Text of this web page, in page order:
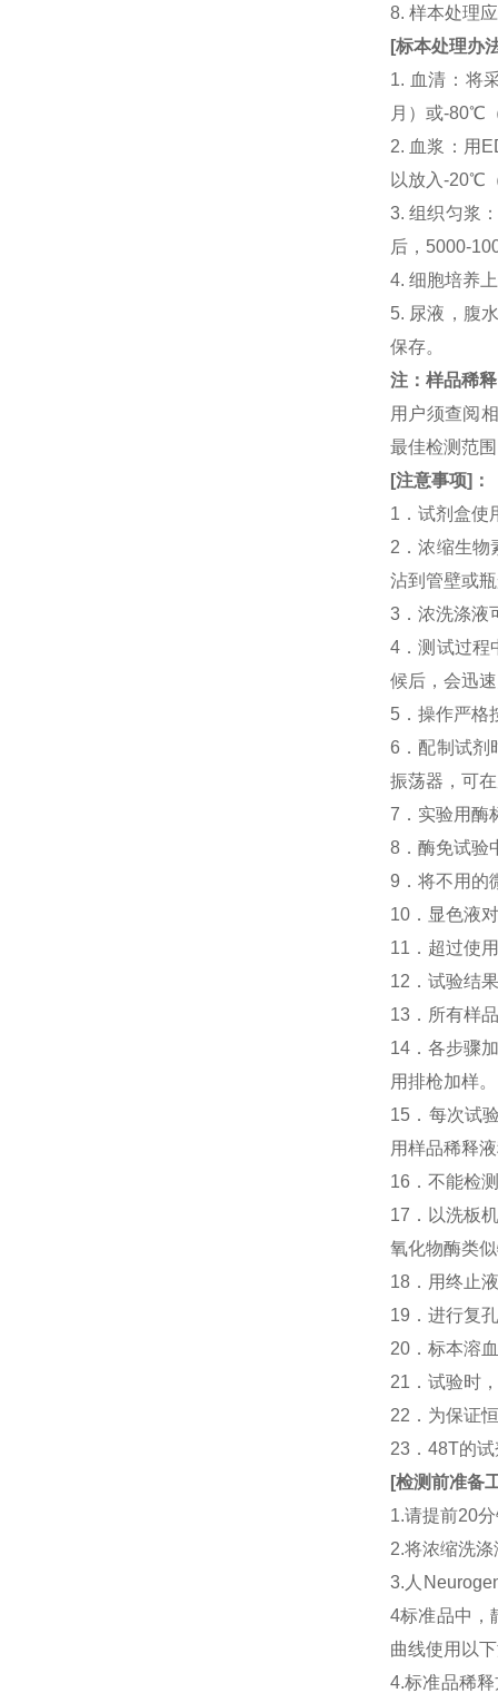
8. 样本处理
[标本处理办
1. 血清：将
月）或-80℃
2. 血浆：用
以放入-20℃
3. 组织匀浆
后，5000-
4. 细胞培养
5. 尿液，腹
保存。
注：样品稀
用户须查阅
最佳检测范
[注意事项] ：
1．试剂盒使
2．浓缩生物
沾到管壁或
3．浓洗涤液
4．测试过程
候后，会迅
5．操作严格
6．配制试剂
振荡器，可
7．实验用酶
8．酶免试验
9．将不用的
10．显色液
11．超过使
12．试验结
13．所有样
14．各步骤
用排枪加样。
15．每次试
用样品稀释
16．不能检
17．以洗板
氧化物酶类
18．用终止
19．进行复
20．标本溶
21．试验时
22．为保证
23．48T的
[检测前准备
1.请提前20
2.将浓缩洗
3.人
4标准品中，
曲线使用以
4.标准品稀